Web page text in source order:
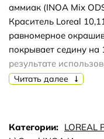
аммиак (INOA Mix
Краситель Loreal
равномерное
покрывает седину на
результате
очень-очень светлый
приобретают
Читать далее
Категории: LOREAL